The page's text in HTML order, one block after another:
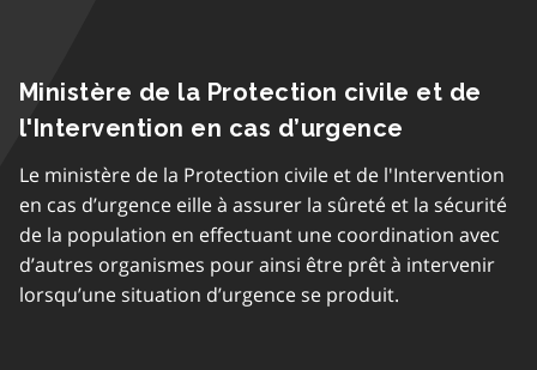
Ministère de la Protection civile et de
l'Intervention en cas d’urgence
Le ministère de la Protection civile et de l'Intervention
en cas d’urgence eille à assurer la sûreté et la sécurité
de la population en effectuant une coordination avec
d’autres organismes pour ainsi être prêt à intervenir
lorsqu’une situation d’urgence se produit.